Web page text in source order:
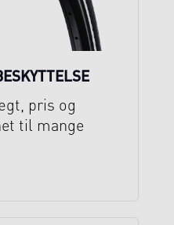
pris og
til mange